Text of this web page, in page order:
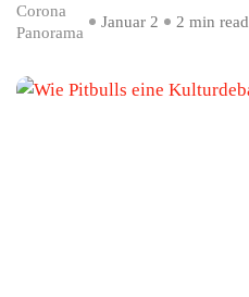
Corona
Panorama
Januar 2 2 min read